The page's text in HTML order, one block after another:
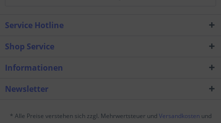
Service Hotline
Shop Service
Informationen
Newsletter
* Alle Preise verstehen sich zzgl. Mehrwertsteuer und Versandkosten und